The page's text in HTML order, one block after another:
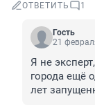
ОТВЕТИТЬ 1
Гость
21
Я не
города ещё
лет